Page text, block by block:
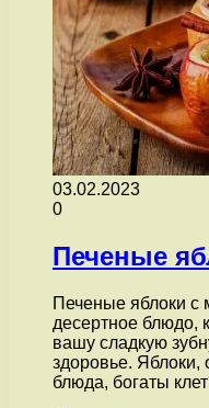
03.02.2023
0
Печеные
Печеные яблоки с
десертное блюдо,
вашу сладкую
здоровье. Яблоки,
блюда, богаты